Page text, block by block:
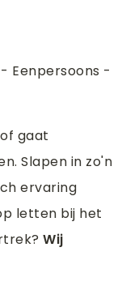
Eenpersoons -
gaat
Slapen in zo'n
ervaring
letten bij het
Wij